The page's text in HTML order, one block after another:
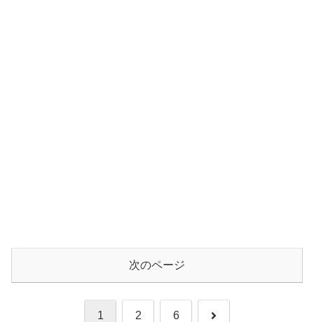
次のページ
1 2 6 次